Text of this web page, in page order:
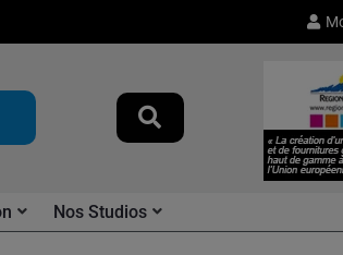
Nos Studios